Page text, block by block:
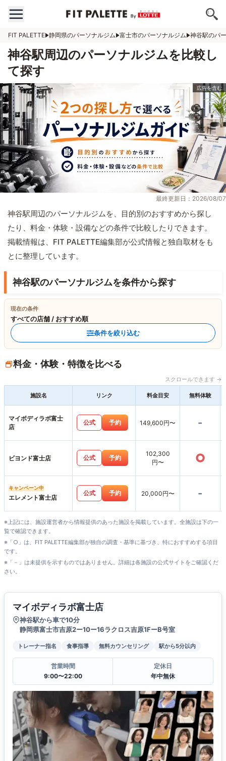
FIT PALETTE 静岡県のパーソナルジム 富士市のパーソナルジム 神谷駅のパ
神谷駅周辺のパーソナルジムを比較し
て探す
最終更新日：2026/08/07
神谷駅周辺のパーソナルジムを、目的別のおすすめから探し
たり、料金・体験・設備などの条件で比較したりできます。
掲載情報は、FIT PALETTE編集部が公式情報と独自取材をも
とに整理しています。
神谷駅のパーソナルジムを条件から探す
現在の条件
すべての店舗 / おすすめ順
条件を絞り込む
料金・体験・特徴を比べる
スクロールできます →
施設名 リンク 料金目安 無料体験
マイボディラボ富士
店
公式 予約 149,600円〜 -
ビヨンド富士店 公式 予約
102,300
円〜
○
キャンペーン中
エレメント富士店
公式 予約 20,000円〜 -
※上記には、施設運営者から情報提供のあった施設を掲載しています。全施設は下の一
覧で確認できます。
※「○」は、FIT PALETTE編集部が独自の調査・基準に基づき、特におすすめする項目
です。
※「－」は未提供を示すものではありません。詳細は各施設の公式サイトをご確認くだ
さい。
マイボディラボ富士店
神谷駅から車で10分
静岡県富士市吉原2ー10ー16ラクロス吉原1FーB号室
トレーナー指名 食事指導 無料カウンセリング 駅から5分以内
営業時間
9:00〜22:00
定休日
年中無休